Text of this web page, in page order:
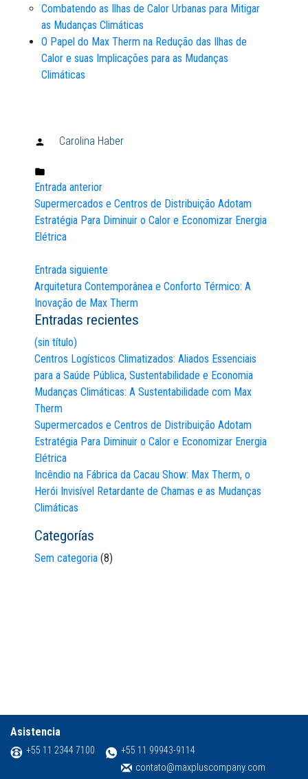
Combatendo as Ilhas de Calor Urbanas para Mitigar
as Mudanças Climáticas
O Papel do Max Therm na Redução das Ilhas de
Calor e suas Implicações para as Mudanças
Climáticas
Publicado
Carolina Haber
Publicado
Navegación
de
entradas
Entrada anterior
Supermercados e Centros de Distribuição Adotam
Estratégia Para Diminuir o Calor e Economizar Energia
Elétrica
Entrada siguiente
Arquitetura Contemporânea e Conforto Térmico: A
Inovação de Max Therm
Entradas recientes
(sin título)
Centros Logísticos Climatizados: Aliados Essenciais
para a Saúde Pública, Sustentabilidade e Economia
Mudanças Climáticas: A Sustentabilidade com Max
Therm
Supermercados e Centros de Distribuição Adotam
Estratégia Para Diminuir o Calor e Economizar Energia
Elétrica
Incêndio na Fábrica da Cacau Show: Max Therm, o
Herói Invisível Retardante de Chamas e as Mudanças
Climáticas
Categorías
Sem categoria (8)
Asistencia
+55 11 2344 7100 +55 11 99943-9114
contato@maxpluscompany.com